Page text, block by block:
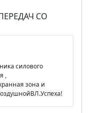
СО
силового
,
зона и